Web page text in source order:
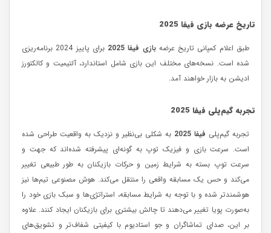
تاریخ عرضه بازی فیفا 2025
طبق اعلام کمپانی تاریخ عرضهبازی فیفا 2025
برای پاییز 2024 برنامه‌ریزی
شده است. نسخه‌های مختلف این بازی شامل استاندارد، آلتیمیت و کالکتورز
ادیشن به بازار خواهند آمد.
تجربه گیم‌پلی فیفا 2025
تجربه گیم‌پلی فیفا 2025
به شکلی بی‌نظیر و نزدیک‌ به واقعیت طراحی شده
است. سرعت بازی و فیزیک توپ به گونه‌ای پیشرفته شده‌اند که جهت و
سرعت توپ بسته به شرایط زمین و حرکات بازیکنان به طور طبیعی تغییر
می‌کند و حس یک مسابقه واقعی را منتقل می‌کند. هوش مصنوعی تیم‌ها نیز
هوشمندتر شده و با توجه به شرایط مسابقه، استراتژی‌ها و سبک بازی خود را
به‌صورت پویا تغییر می‌دهند تا چالش بیشتری برای بازیکنان ایجاد کنند. علاوه
بر این، صدای تماشاگران و جو استادیوم با کیفیتی شفاف‌تر و تشویق‌های